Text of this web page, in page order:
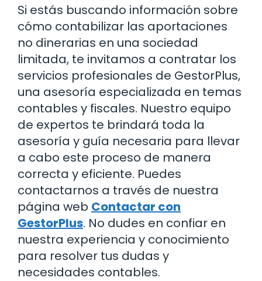
Si estás buscando información sobre
cómo contabilizar las aportaciones
no dinerarias en una sociedad
limitada, te invitamos a contratar los
servicios profesionales de GestorPlus,
una asesoría especializada en temas
contables y fiscales. Nuestro equipo
de expertos te brindará toda la
asesoría y guía necesaria para llevar
a cabo este proceso de manera
correcta y eficiente. Puedes
contactarnos a través de nuestra
página web Contactar con
GestorPlus. No dudes en confiar en
nuestra experiencia y conocimiento
para resolver tus dudas y
necesidades contables.